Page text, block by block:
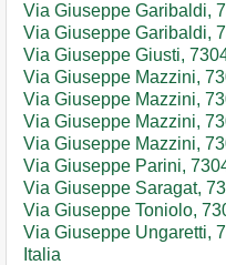
Via Giuseppe Garibaldi,
Via Giuseppe Garibaldi,
Via Giuseppe Giusti,
Via Giuseppe Mazzini,
Via Giuseppe Mazzini,
Via Giuseppe Mazzini,
Via Giuseppe Mazzini,
Via Giuseppe Parini,
Via Giuseppe Saragat,
Via Giuseppe Toniolo,
Via Giuseppe Ungaretti,
Italia